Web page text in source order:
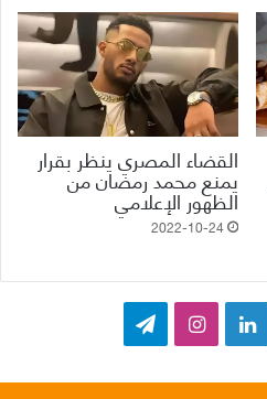
القضاء المصري ينظر بقرار
يمنع محمد رمضان من
الظهور الإعلامي
2022-10-24